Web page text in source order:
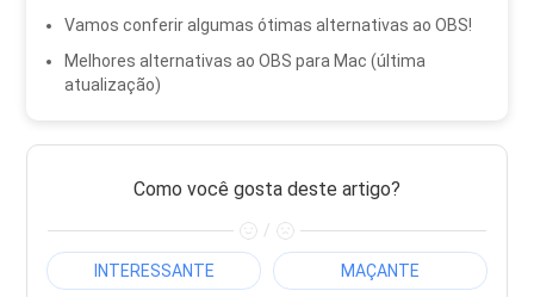
Vamos conferir algumas ótimas alternativas ao OBS!
Melhores alternativas ao OBS para Mac (última
atualização)
Como você gosta deste artigo?
/
INTERESSANTE MAÇANTE